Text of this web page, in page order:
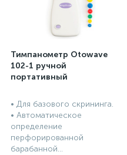
Тимпанометр Otowave
102-1 ручной
портативный
• Для базового скрининга.
• Автоматическое
определение
перфорированной
барабанной...